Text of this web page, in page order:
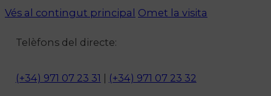
Vés al contingut principal Omet la visita
Telèfons del directe:
(+34) 971 07 23 31 (+34) 971 07 23 32
OCI